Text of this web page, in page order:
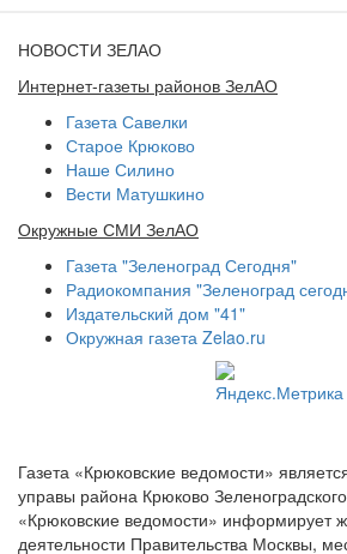
НОВОСТИ ЗЕЛАО
Интернет-газеты районов ЗелАО
Газета Савелки
Старое Крюково
Наше Силино
Вести Матушкино
Окружные СМИ ЗелАО
Газета "Зеленоград Сегодня"
Радиокомпания "Зеленоград
Издательский дом "41"
Окружная газета Zelao.ru
Газета «Крюковские ведомости»
управы района Крюково
«Крюковские ведомости» информирует
деятельности Правительства Москвы,